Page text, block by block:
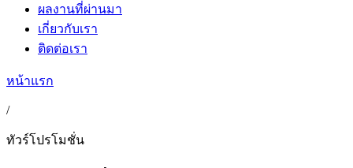
ผลงานที่ผ่านมา
เกี่ยวกับเรา
ติดต่อเรา
หน้าแรก
/
ทัวร์โปรโมชั่น